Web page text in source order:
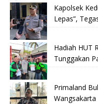
Kapolsek
Lepas”,
Hadiah HUT
Tunggakan
Primaland